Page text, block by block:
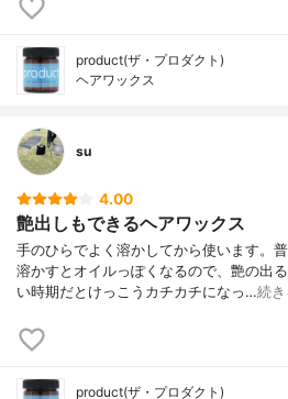
product(ザ・プロダクト)
ヘアワックス
su
4.00
艶出しもできるヘアワックス
手のひらでよく溶かしてから使います。
溶かすとオイルっぽくなるので、艶の出
い時期だとけっこうカチカチになっ…続
product(ザ・プロダクト)